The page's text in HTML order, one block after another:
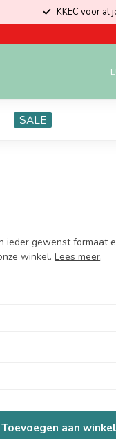
KKEC voor al
SALE
ieder gewenst formaat
winkel.Lees meer.
Toevoegen aan